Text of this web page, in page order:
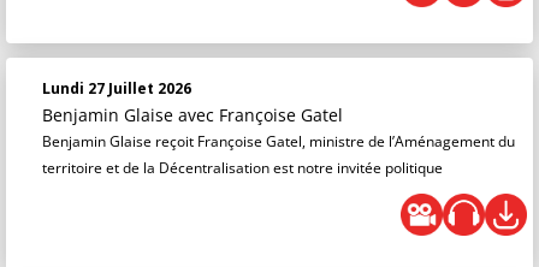
Lundi 27 Juillet 2026
Benjamin Glaise avec Françoise Gatel
Benjamin Glaise reçoit Françoise Gatel, ministre de l’Aménagement du
territoire et de la Décentralisation est notre invitée politique